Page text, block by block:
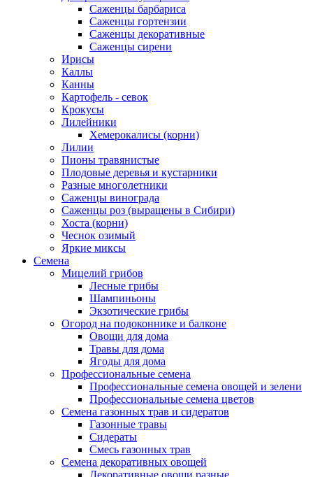
Саженцы барбариса
Саженцы гортензии
Саженцы декоративные
Саженцы сирени
Ирисы
Каллы
Канны
Картофель - севок
Крокусы
Лилейники
Хемерокалисы (корни)
Лилии
Пионы травянистые
Плодовые деревья и кустарники
Разные многолетники
Саженцы винограда
Саженцы роз (выращены в Сибири)
Хоста (корни)
Чеснок озимый
Яркие миксы
Семена
Мицелий грибов
Лесные грибы
Шампиньоны
Экзотические грибы
Огород на подоконнике и балконе
Овощи для дома
Травы для дома
Ягоды для дома
Профессиональные семена
Профессиональные семена овощей и зелени
Профессиональные семена цветов
Семена газонных трав и сидератов
Газонные травы
Сидераты
Смесь газонных трав
Семена декоративных овощей
Декоративные овощи разные